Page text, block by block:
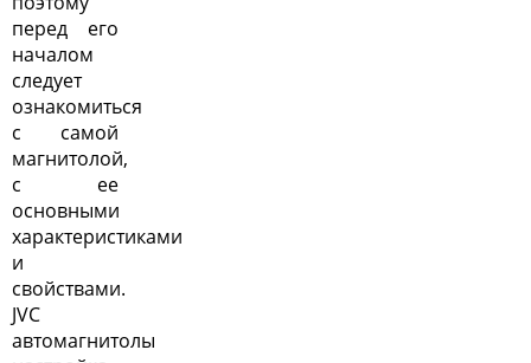
перед его
началом
следует
ознакомиться
с самой
магнитолой,
с ее
основными
характеристиками
и
свойствами.
JVC
автомагнитолы